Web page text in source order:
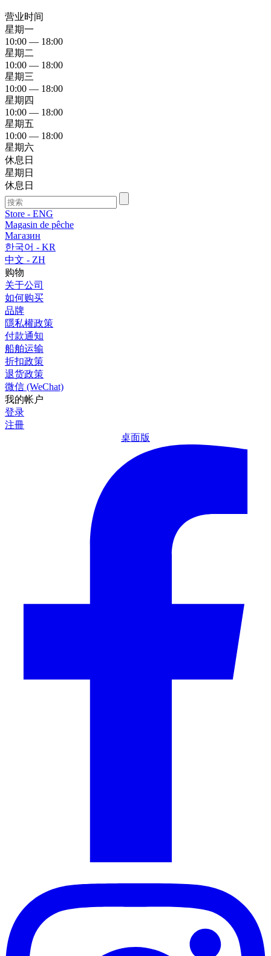
营业时间
星期一
10:00 — 18:00
星期二
10:00 — 18:00
星期三
10:00 — 18:00
星期四
10:00 — 18:00
星期五
10:00 — 18:00
星期六
休息日
星期日
休息日
Store - ENG
Magasin de pêche
Магазин
한국어 - KR
中文 - ZH
购物
关于公司
如何购买
品牌
隱私權政策
付款通知
船舶运输
折扣政策
退货政策
微信 (WeChat)
我的帐户
登录
注冊
桌面版